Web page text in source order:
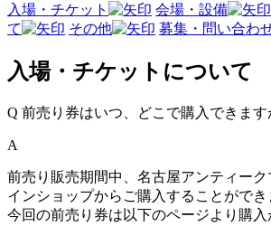
入場・チケット 会場・設備
て
その他 募集・問い合わ
入場・チケットについて
Q 前売り券はいつ、どこで購入できます
A
前売り販売期間中、名古屋アンティー
インショップからご購入することができ
今回の前売り券は以下のページより購入